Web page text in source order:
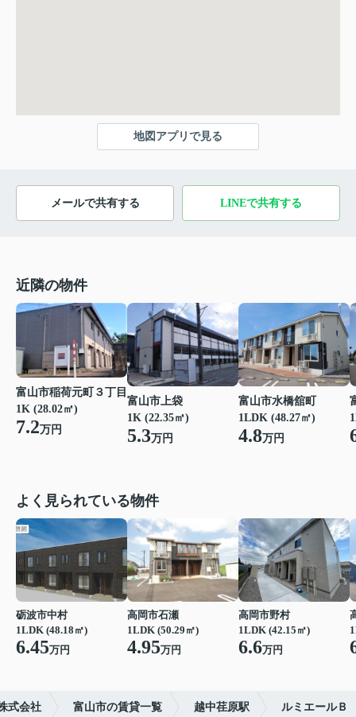
地図アプリで見る
メールで共有する LINEで共有する
近隣の物件
富山市稲荷元町３丁目
1K (28.02㎡)
7.2万円
富山市上袋
1K (22.35㎡)
5.3万円
富山市水橋舘町
1LDK (48.27㎡)
4.8万円
よく見られている物件
砺波市中村
1LDK (48.18㎡)
6.45万円
高岡市石瀬
1LDK (50.29㎡)
4.95万円
高岡市野村
1LDK (42.15㎡)
6.6万円
式会社 富山市の賃貸一覧 越中荏原駅 ルミエールＢ